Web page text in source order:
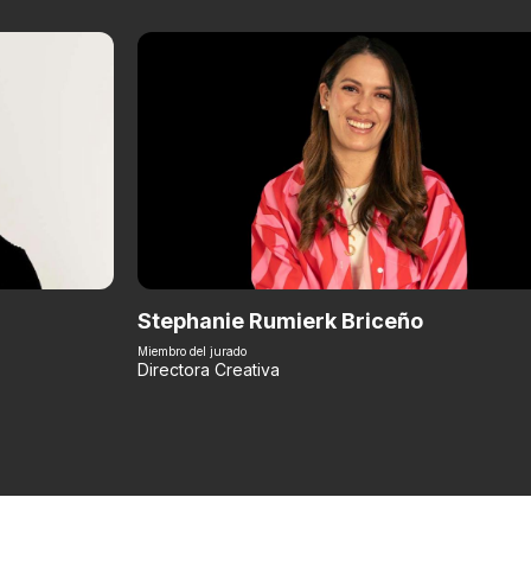
Stephanie Rumierk Briceño
Miembro del jurado
Directora Creativa